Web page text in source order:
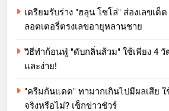
เตรียมรับร่าง "ฮลุน โซโล่" ส่องเลขเด็
ลอตเตอรี่ตรงเลขอายุหลานชาย
วิธีทำก้อนฟู่ "ดับกลิ่นส้วม" ใช้เพียง 4
และง่าย!
"ครีมกันแดด" ทามากเกินไปมีผลเสีย
จริงหรือไม่? เช็กข่าวชัวร์